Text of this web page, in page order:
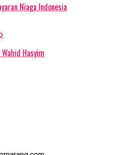
Niaga Indonesia
Hasyim